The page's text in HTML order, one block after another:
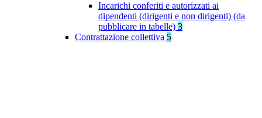
Incarichi conferiti e autorizzati ai
dipendenti (dirigenti e non dirigenti) (da
pubblicare in tabelle) 3
Contrattazione collettiva 5